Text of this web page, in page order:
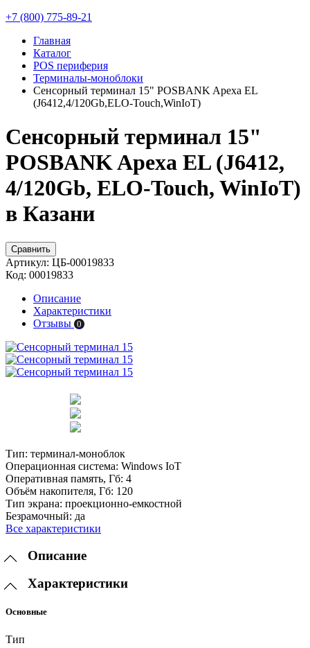
+7 (800) 775-89-21
Главная
Каталог
POS периферия
Терминалы-моноблоки
Сенсорный терминал 15" POSBANK Apexa EL
(J6412,4/120Gb,ELO-Touch,WinIoT)
Сенсорный терминал 15"
POSBANK Apexa EL (J6412,
4/120Gb, ELO-Touch, WinIoT)
в Казани
Сравнить
Артикул: ЦБ-00019833
Код: 00019833
Описание
Характеристики
Отзывы 0
Тип: терминал-моноблок
Операционная система: Windows IoT
Оперативная память, Гб: 4
Объём накопителя, Гб: 120
Тип экрана: проекционно-емкостной
Безрамочный: да
Все характеристики
Описание
Характеристики
Основные
Тип